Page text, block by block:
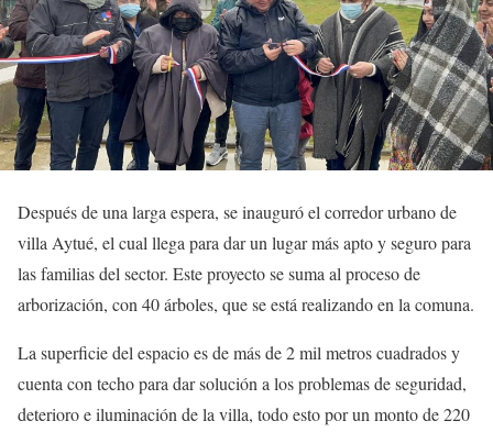
Después de una larga espera, se inauguró el corredor urbano de
villa Aytué, el cual llega para dar un lugar más apto y seguro para
las familias del sector. Este proyecto se suma al proceso de
arborización, con 40 árboles, que se está realizando en la comuna.
La superficie del espacio es de más de 2 mil metros cuadrados y
cuenta con techo para dar solución a los problemas de seguridad,
deterioro e iluminación de la villa, todo esto por un monto de 220